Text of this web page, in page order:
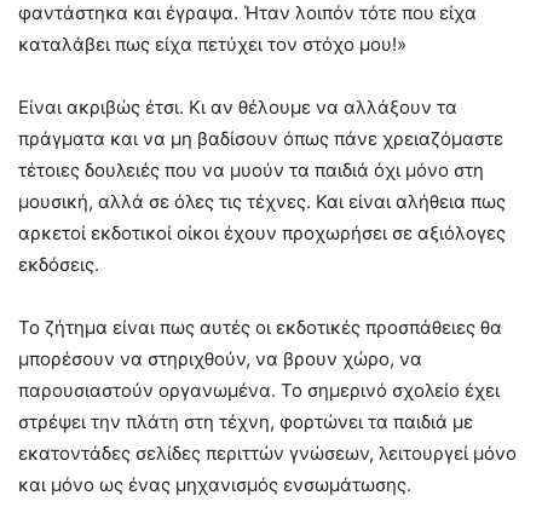
φαντάστηκα και έγραψα. Ήταν λοιπόν τότε που είχα
καταλάβει πως είχα πετύχει τον στόχο μου!»
Είναι ακριβώς έτσι. Κι αν θέλουμε να αλλάξουν τα
πράγματα και να μη βαδίσουν όπως πάνε χρειαζόμαστε
τέτοιες δουλειές που να μυούν τα παιδιά όχι μόνο στη
μουσική, αλλά σε όλες τις τέχνες. Και είναι αλήθεια πως
αρκετοί εκδοτικοί οίκοι έχουν προχωρήσει σε αξιόλογες
εκδόσεις.
Το ζήτημα είναι πως αυτές οι εκδοτικές προσπάθειες θα
μπορέσουν να στηριχθούν, να βρουν χώρο, να
παρουσιαστούν οργανωμένα. Το σημερινό σχολείο έχει
στρέψει την πλάτη στη τέχνη, φορτώνει τα παιδιά με
εκατοντάδες σελίδες περιττών γνώσεων, λειτουργεί μόνο
και μόνο ως ένας μηχανισμός ενσωμάτωσης.